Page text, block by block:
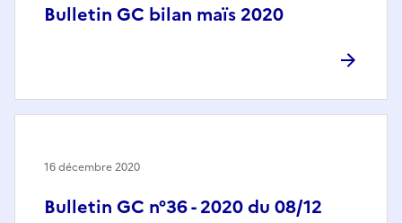
Bulletin GC bilan maïs 2020
Bulletin GC n°36 - 2020 du 08/12
16 décembre 2020